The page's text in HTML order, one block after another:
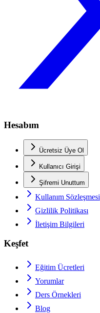
Hesabım
Ücretsiz Üye Ol
Kullanıcı Girişi
Şifremi Unuttum
Kullanım Sözleşmesi
Gizlilik Politikası
İletişim Bilgileri
Keşfet
Eğitim Ücretleri
Yorumlar
Ders Örnekleri
Blog